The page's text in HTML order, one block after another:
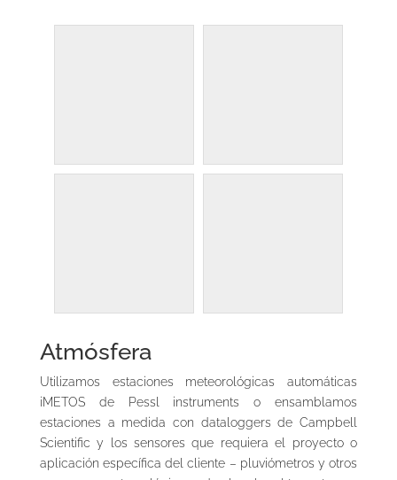
Atmósfera
Utilizamos estaciones meteorológicas automáticas
iMETOS de Pessl instruments o ensamblamos
estaciones a medida con dataloggers de Campbell
Scientific y los sensores que requiera el proyecto o
aplicación específica del cliente – pluviómetros y otros